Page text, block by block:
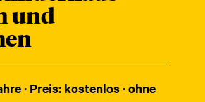
und
· Preis: kostenlos · ohne